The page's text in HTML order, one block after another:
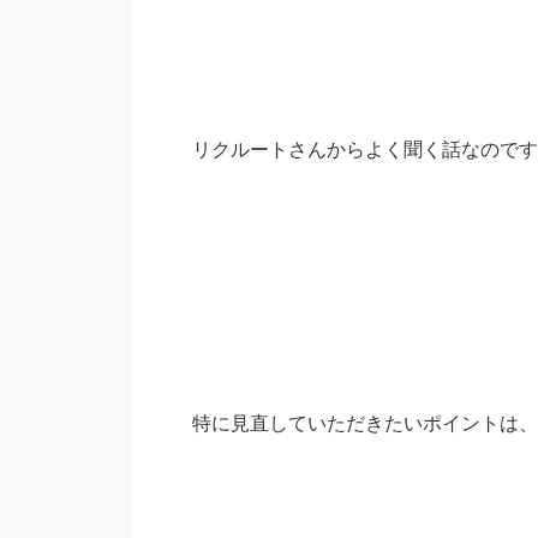
リクルートさんからよく聞く話なので
特に見直していただきたいポイントは、